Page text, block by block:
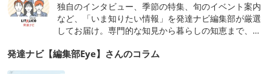
独自のインタビュー、季節の特集、旬のイベント案内
など、「いま知りたい情報」を発達ナビ編集部が厳選
してお届け。専門的な知見から暮らしの知恵まで、毎
す。
発達ナビ【編集部Eye】さんのコラム